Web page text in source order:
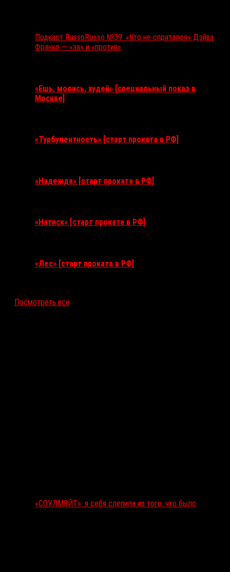
Подкаст RussoRosso №39: «Кто не спрятался» Дэйва
Франко — «за» и «против»
«Ешь, молись, худей» [специальный показ в
Москве]
«Турбулентность» [старт проката в РФ]
«Надежда» [старт проката в РФ]
«Натиск» [старт проката в РФ]
«Лес» [старт проката в РФ]
Посмотреть все
«СОУЛМ8ЙТ»: я себя слепила из того, что было